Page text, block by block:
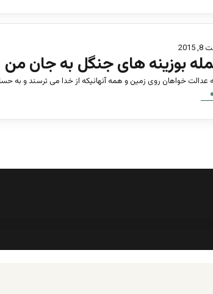
بوزینه های جنگل به جان من
عدالت خواهان روی زمین و همه آنهائیکه از خدا می ترسند و به